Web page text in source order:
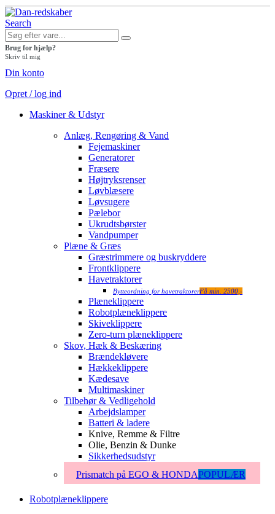
Search
Brug for hjælp?
Skriv til mig
Din konto
Opret / log ind
Maskiner & Udstyr
Anlæg, Rengøring & Vand
Fejemaskiner
Generatorer
Fræsere
Højtryksrenser
Løvblæsere
Løvsugere
Pælebor
Ukrudtsbørster
Vandpumper
Plæne & Græs
Græstrimmere og buskryddere
Frontklippere
Havetraktorer
Bytteordning for havetraktorerFå min. 2500,-
Plæneklippere
Robotplæneklippere
Skiveklippere
Zero-turn plæneklippere
Skov, Hæk & Beskæring
Brændekløvere
Hækkeklippere
Kædesave
Multimaskiner
Tilbehør & Vedligehold
Arbejdslamper
Batteri & ladere
Knive, Remme & Filtre
Olie, Benzin & Dunke
Sikkerhedsudstyr
Prismatch på EGO & HONDAPOPULÆR
Robotplæneklippere